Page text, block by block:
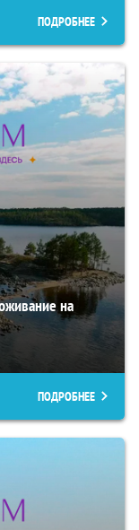
ПОДРОБНЕЕ
на
ПОДРОБНЕЕ